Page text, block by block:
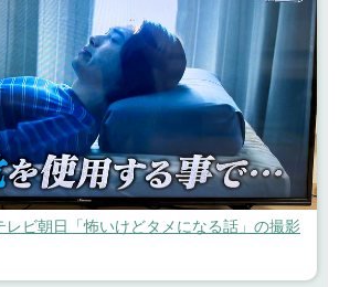
レビ朝日「怖いけどタメになる話」の撮影